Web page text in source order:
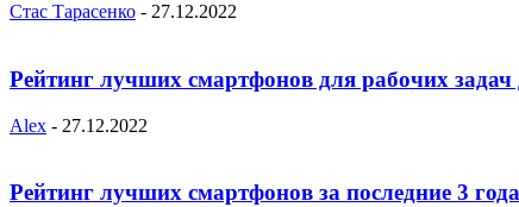
Стас Тарасенко - 27.12.2022
Рейтинг лучших смартфонов для рабочих задач
Alex - 27.12.2022
Рейтинг лучших смартфонов за последние 3